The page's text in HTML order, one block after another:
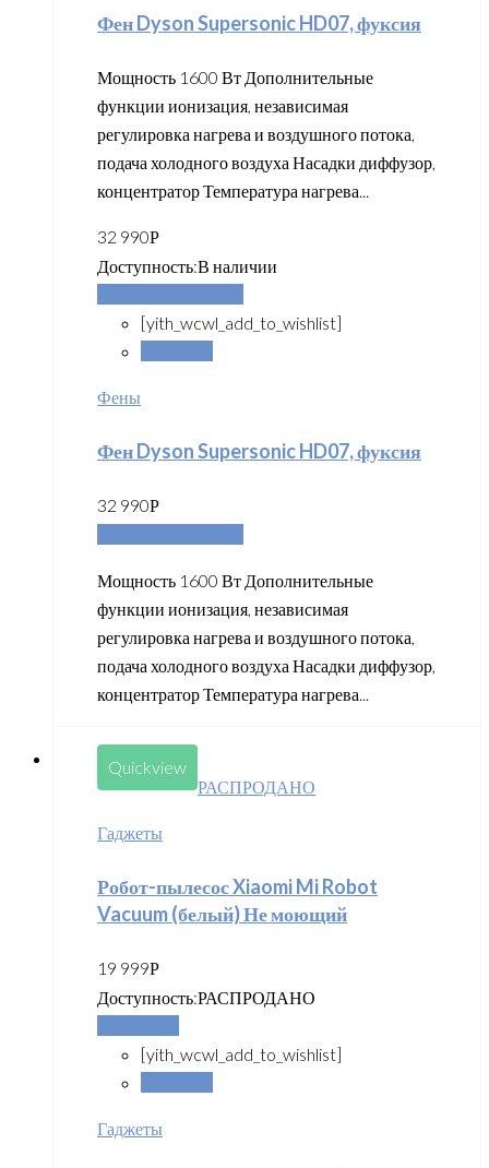
Фен Dyson Supersonic HD07, фуксия
Мощность 1600 Вт Дополнительные
функции ионизация, независимая
регулировка нагрева и воздушного потока,
подача холодного воздуха Насадки диффузор,
концентратор Температура нагрева...
32 990Р
Доступность:В наличии
[yith_wcwl_add_to_wishlist]
Фены
Фен Dyson Supersonic HD07, фуксия
32 990Р
Мощность 1600 Вт Дополнительные
функции ионизация, независимая
регулировка нагрева и воздушного потока,
подача холодного воздуха Насадки диффузор,
концентратор Температура нагрева...
Quickview
РАСПРОДАНО
Гаджеты
Робот-пылесос Xiaomi Mi Robot
Vacuum (белый) Не моющий
19 999Р
Доступность:РАСПРОДАНО
[yith_wcwl_add_to_wishlist]
Гаджеты